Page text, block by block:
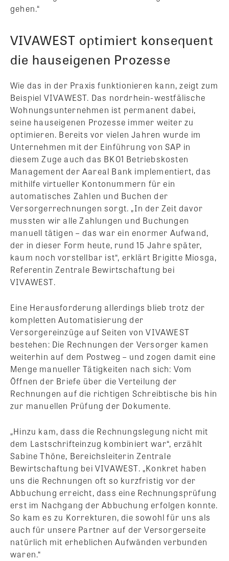
gehen.“
VIVAWEST optimiert konsequent
die hauseigenen Prozesse
Wie das in der Praxis funktionieren kann, zeigt zum
Beispiel VIVAWEST. Das nordrhein-westfälische
Wohnungsunternehmen ist permanent dabei,
seine hauseigenen Prozesse immer weiter zu
optimieren. Bereits vor vielen Jahren wurde im
Unternehmen mit der Einführung von SAP in
diesem Zuge auch das BK01 Betriebskosten
Management der Aareal Bank implementiert, das
mithilfe virtueller Kontonummern für ein
automatisches Zahlen und Buchen der
Versorgerrechnungen sorgt. „In der Zeit davor
mussten wir alle Zahlungen und Buchungen
manuell tätigen – das war ein enormer Aufwand,
der in dieser Form heute, rund 15 Jahre später,
kaum noch vorstellbar ist“, erklärt Brigitte Miosga,
Referentin Zentrale Bewirtschaftung bei
VIVAWEST.
Eine Herausforderung allerdings blieb trotz der
kompletten Automatisierung der
Versorgereinzüge auf Seiten von VIVAWEST
bestehen: Die Rechnungen der Versorger kamen
weiterhin auf dem Postweg – und zogen damit eine
Menge manueller Tätigkeiten nach sich: Vom
Öffnen der Briefe über die Verteilung der
Rechnungen auf die richtigen Schreibtische bis hin
zur manuellen Prüfung der Dokumente.
„Hinzu kam, dass die Rechnungslegung nicht mit
dem Lastschrifteinzug kombiniert war“, erzählt
Sabine Thöne, Bereichsleiterin Zentrale
Bewirtschaftung bei VIVAWEST. „Konkret haben
uns die Rechnungen oft so kurzfristig vor der
Abbuchung erreicht, dass eine Rechnungsprüfung
erst im Nachgang der Abbuchung erfolgen konnte.
So kam es zu Korrekturen, die sowohl für uns als
auch für unsere Partner auf der Versorgerseite
natürlich mit erheblichen Aufwänden verbunden
waren.“